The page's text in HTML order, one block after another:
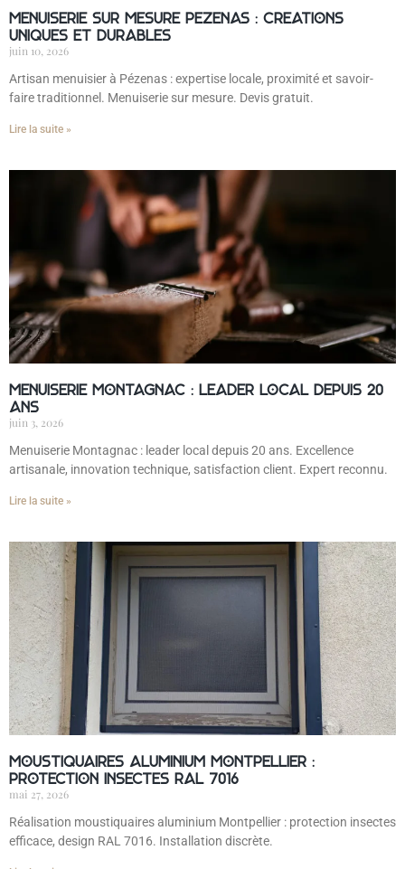
Menuiserie sur mesure Pézenas : créations
uniques et durables
juin 10, 2026
Artisan menuisier à Pézenas : expertise locale, proximité et savoir-
faire traditionnel. Menuiserie sur mesure. Devis gratuit.
Lire la suite »
Menuiserie Montagnac : leader local depuis 20
ans
juin 3, 2026
Menuiserie Montagnac : leader local depuis 20 ans. Excellence
artisanale, innovation technique, satisfaction client. Expert reconnu.
Lire la suite »
Moustiquaires aluminium Montpellier :
protection insectes RAL 7016
mai 27, 2026
Réalisation moustiquaires aluminium Montpellier : protection insectes
efficace, design RAL 7016. Installation discrète.